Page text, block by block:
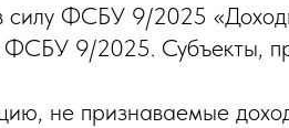
силу ФСБУ 9/2025
ФСБУ 9/2025.
не признаваемые